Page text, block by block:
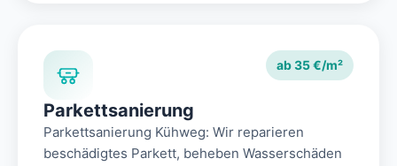
ab 35 €/m²
Parkettsanierung
Parkettsanierung Kühweg: Wir reparieren
beschädigtes Parkett, beheben Wasserschäden